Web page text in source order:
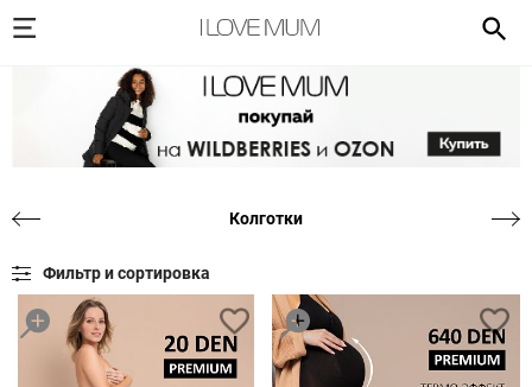
Колготки
Фильтр и сортировка